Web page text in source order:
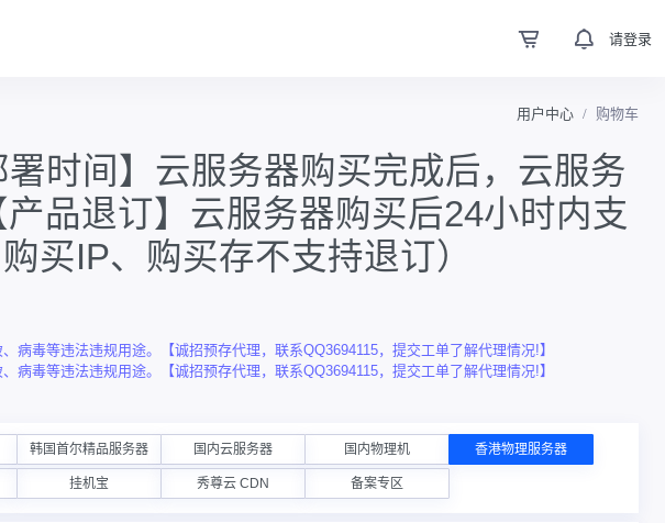
请登录
用户中心 购物车
时间】云服务器购买完成后，云服务
品退订】云服务器购买后24小时内支
买IP、购买存不支持退订）
毒等违法违规用途。【诚招预存代理，联系QQ3694115，提交工单了解代理情况!】
毒等违法违规用途。【诚招预存代理，联系QQ3694115，提交工单了解代理情况!】
韩国首尔精品服务器 国内云服务器 国内物理机 香港物理服务器
挂机宝 秀尊云 CDN 备案专区